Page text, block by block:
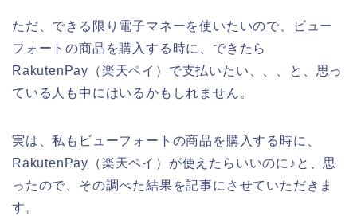
ただ、できる限り電子マネーを使いたいので、ビュー
フォートの商品を購入する時に、できたら
RakutenPay（楽天ペイ）で支払いたい、、、と、思っ
ている人も中にはいるかもしれません。
実は、私もビューフォートの商品を購入する時に、
RakutenPay（楽天ペイ）が使えたらいいのに♪と、思
ったので、その調べた結果を記事にさせていただきま
す。